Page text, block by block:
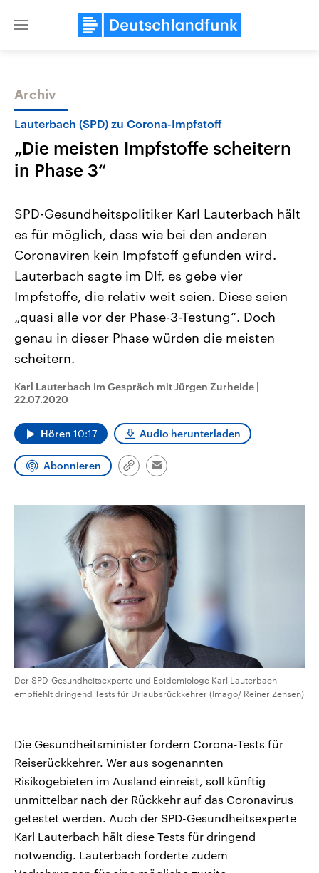
Close
Themen
Landtagswahl Sachsen-Anhalt
2026
Alle Informationen
Sachsen-Anhalt wählt am 6.
September 2026 einen neuen
Landtag. Seit 2021 wird das
Bundesland von einer Koalition aus
CDU, SPD und FDP regiert.-
Umfragen, Prognosen,
Wahlprogramme, aktuelle Berichte
und Hintergründe zu den Parteien
Wahl.
USA
Aktuelle Beiträge,
Hintergründe
Wirtschaftlich und
gehören die Vereinigten
den mächtigsten Ländern
mit großem Einfluss auf
aktuelle Weltgeschehen.
Sendungen
Audio-Archiv
Archiv
Lauterbach (SPD) zu Corona-Impfstoff
„Die meisten Impfstoffe scheitern
in Phase 3“
SPD-Gesundheitspolitiker Karl Lauterbach hält
es für möglich, dass wie bei den anderen
Coronaviren kein Impfstoff gefunden wird.
Lauterbach sagte im Dlf, es gebe vier
Impfstoffe, die relativ weit seien. Diese seien
„quasi alle vor der Phase-3-Testung“. Doch
genau in dieser Phase würden die meisten
scheitern.
Karl Lauterbach im Gespräch mit Jürgen Zurheide |
22.07.2020
Hören 10:17 Audio herunterladen
Abonnieren
Link
Email
Der SPD-Gesundheitsexperte und Epidemiologe Karl Lauterbach
empfiehlt dringend Tests für Urlaubsrückkehrer (Imago/ Reiner Zensen)
Die Gesundheitsminister fordern Corona-Tests für
Reiserückkehrer. Wer aus sogenannten
Risikogebieten im Ausland einreist, soll künftig
unmittelbar nach der Rückkehr auf das Coronavirus
getestet werden. Auch der SPD-Gesundheitsexperte
Karl Lauterbach hält diese Tests für dringend
notwendig. Lauterbach forderte zudem